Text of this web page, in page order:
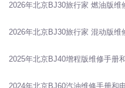
2026年北京BJ30旅行家 燃油版维
2026年北京BJ30旅行家 混动版维
2025年北京BJ40增程版维修手册
2024年北京BJ60汽油维修手册和